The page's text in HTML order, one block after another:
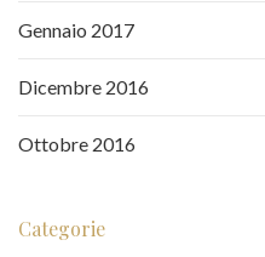
Gennaio 2017
Dicembre 2016
Ottobre 2016
Categorie